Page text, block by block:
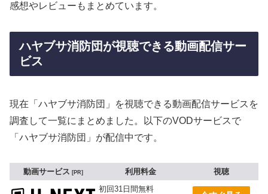
感想やレビューもまとめています。
ハヤブサ消防団が視聴できる動画配信サー
ビス
現在「ハヤブサ消防団」を視聴できる動画配信サービスを
調査して一覧にまとめました。以下のVODサービスで
「ハヤブサ消防団」が配信中です。
動画サービス PR 利用料金
視聴
初回31日間無料